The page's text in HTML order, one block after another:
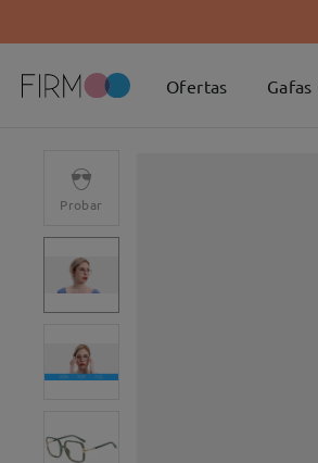
Ofertas Gafas
Probar